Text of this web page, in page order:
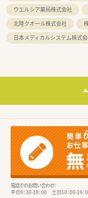
ウエルシア薬局株式会社
北陸クオール株式会社
日本メディカルシステム株式
電話でのお問い合わせ：
平日9：30-19：00 土日10：00-19：